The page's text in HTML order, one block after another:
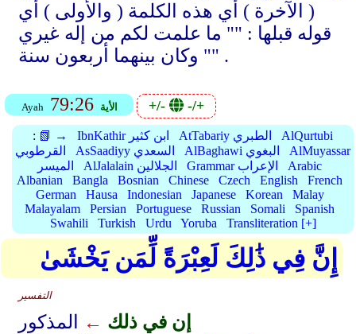
( الآخرة ) أي هذه الكلمة ( والأولى ) أي
قوله قبلها : "" ما علمت لكم من إله غيري
"" وكان بينهما أربعون سنة .
Ayah 79:26 الأية +/- -/+
: 📗 → IbnKathir ابن كثير AtTabariy الطبري
AlQurtubi
القرطوبي
AsSaadiyy السعدي AlBaghawi البغوي
AlMuyassar
الميسر
AlJalalain الجلالين Grammar الإعراب
Arabic
Albanian
Bangla Bosnian Chinese Czech English
French
German
Hausa Indonesian Japanese Korean
Malay
Malayalam
Persian Portuguese Russian Somali
Spanish
Swahili
Turkish Urdu Yoruba Transliteration [+]
إِنَّ فِي ذَٰلِكَ لَعِبْرَةً لِّمَن يَخْشَىٰ
التفسير
إن في ذلك ←
المذكور